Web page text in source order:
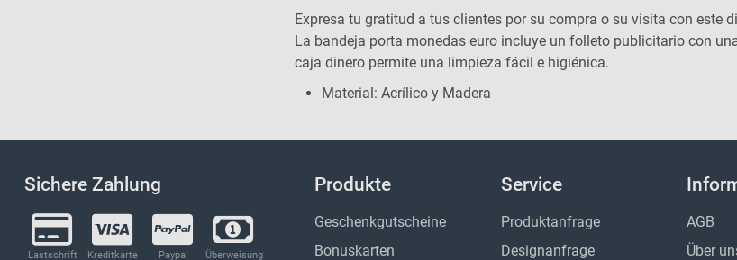
Expresa tu gratitud a tus clientes por su compra o su visita con este
La bandeja porta monedas euro incluye un folleto publicitario con
caja dinero permite una limpieza fácil e higiénica.
Material: Acrílico y Madera
Sichere Zahlung
Lastschrift Kreditkarte Paypal Überweisung
Produkte
Geschenkgutscheine
Bonuskarten
Service
Produktanfrage
Designanfrage
AGB
Über